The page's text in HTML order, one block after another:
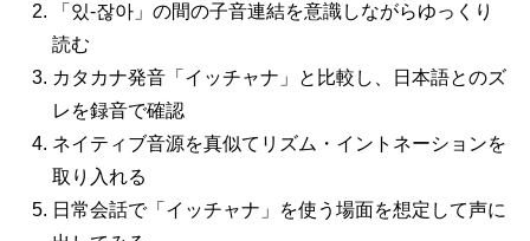
「있-잖아」の間の子音連結を意識しながらゆっくり
読む
カタカナ発音「イッチャナ」と比較し、日本語とのズ
レを録音で確認
ネイティブ音源を真似てリズム・イントネーションを
取り入れる
日常会話で「イッチャナ」を使う場面を想定して声に